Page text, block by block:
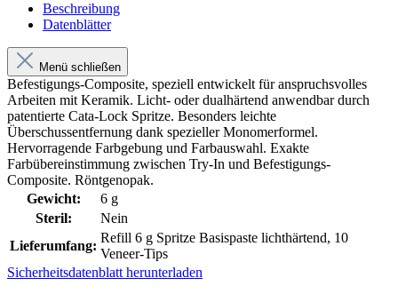
Beschreibung
Datenblätter
Menü schließen
Befestigungs-Composite, speziell entwickelt für anspruchsvolles
Arbeiten mit Keramik. Licht- oder dualhärtend anwendbar durch
patentierte Cata-Lock Spritze. Besonders leichte
Überschussentfernung dank spezieller Monomerformel.
Hervorragende Farbgebung und Farbauswahl. Exakte
Farbübereinstimmung zwischen Try-In und Befestigungs-
Composite. Röntgenopak.
Gewicht:
6 g
Steril:
Nein
Lieferumfang:
Refill 6 g Spritze Basispaste lichthärtend, 10
Veneer-Tips
Sicherheitsdatenblatt herunterladen